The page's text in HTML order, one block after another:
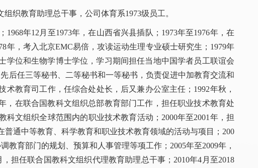
织教育助理总干事，公司体育系1973级员工。
年12月至1973年，在山西省兴县插队；1973年至1976年，在
年，考入北京EMC易倍，攻读运动生理专业硕士研究生；1979年
学位和生物学博士学位，学习期间担任当地中国学者员工联谊会
后任三等秘书、二等秘书和一等秘书，负责促进中加教育交流和
教育司工作，任综合处处长，后又兼办公室主任；1992年秋，
，在联合国教科文组织总部教育部门工作，担任职业技术教育处
文组织全球范围内的职业技术教育活动；2000年至2001年，担
通中等教育、科学教育和职业技术教育领域的活动与项目；200
育部门的规划、预算和人事管理等项工作；2005年至2009年，
担任联合国教科文组织代理教育助理总干事；2010年4月至2018